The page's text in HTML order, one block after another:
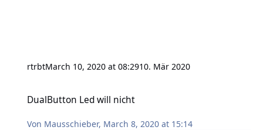
rtrbtMarch 10, 2020 at 08:2910. Mär 2020
DualButton Led will nicht
Von Mausschieber, March 8, 2020 at 15:14